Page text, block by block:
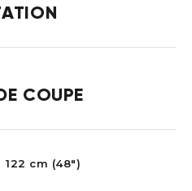
COUPE
122 cm (48")